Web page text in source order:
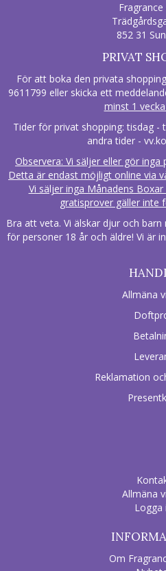
852 31
PRIVAT
För att boka den privata
9611799 eller skicka ett
minst 1
Tider för privat shopping: tisdag -
andra tider -
Observera: Vi säljer eller gör
Detta är endast möjligt online via
Vi säljer inga Månadens
gratisprover gäller inte
Bra att veta. Vi älskar djur och
för personer 18 år och äldre! Vi är
Allmäna
Reklamation
Allmäna
Logga
Om